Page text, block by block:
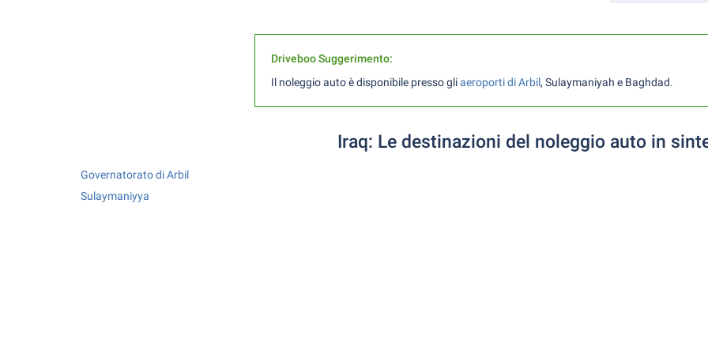
Driveboo Suggerimento:
Il noleggio auto è disponibile presso gliaeroporti di Arbil, Sulaymaniyah e Baghdad.
Iraq: Le destinazioni del noleggio auto in
Governatorato di Arbil
Sulaymaniyya